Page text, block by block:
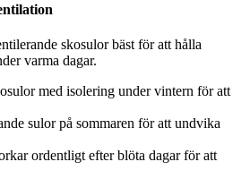
skosulor bäst för att hålla
varma dagar.
med isolering under vintern för att
sulor på sommaren för att undvika
ordentligt efter blöta dagar för att